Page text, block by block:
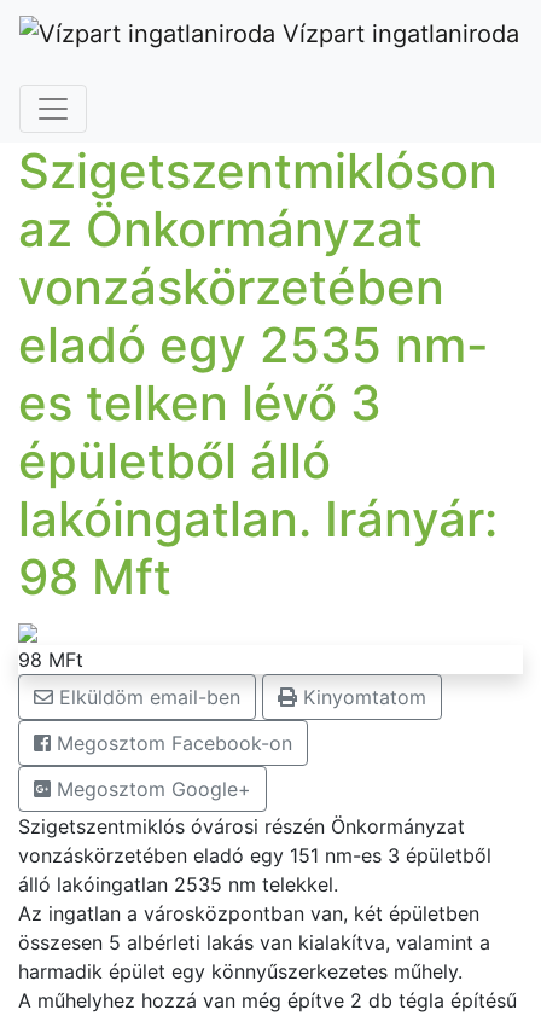
Vízpart ingatlaniroda
Szigetszentmiklóson
az Önkormányzat
vonzáskörzetében
eladó egy 2535 nm-
es telken lévő 3
épületből álló
lakóingatlan. Irányár:
98 Mft
98 MFt
Elküldöm email-ben
Kinyomtatom
Megosztom Facebook-on
Megosztom Google+
Szigetszentmiklós óvárosi részén Önkormányzat
vonzáskörzetében eladó egy 151 nm-es 3 épületből
álló lakóingatlan 2535 nm telekkel.
Az ingatlan a városközpontban van, két épületben
összesen 5 albérleti lakás van kialakítva, valamint a
harmadik épület egy könnyűszerkezetes műhely.
A műhelyhez hozzá van még építve 2 db tégla építésű